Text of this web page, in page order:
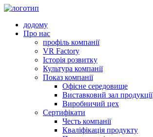
додому
Про нас
профіль компанії
VR Factory
Історія розвитку
Культура компанії
Показ компанії
Офісне середовище
Виставковий зал продукції
Виробничий цех
Сертифікати
Честь компанії
Кваліфікація продукту